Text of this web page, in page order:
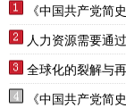
《中国共产党简史
人力资源需要通
全球化的裂解与
《中国共产党简